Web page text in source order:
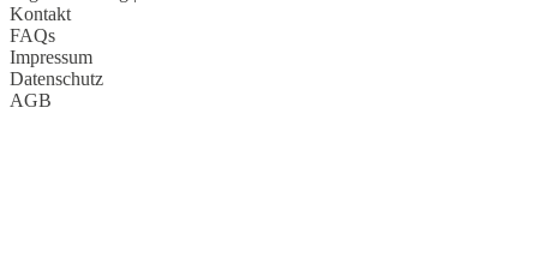
Kontakt
FAQs
Impressum
Datenschutz
AGB